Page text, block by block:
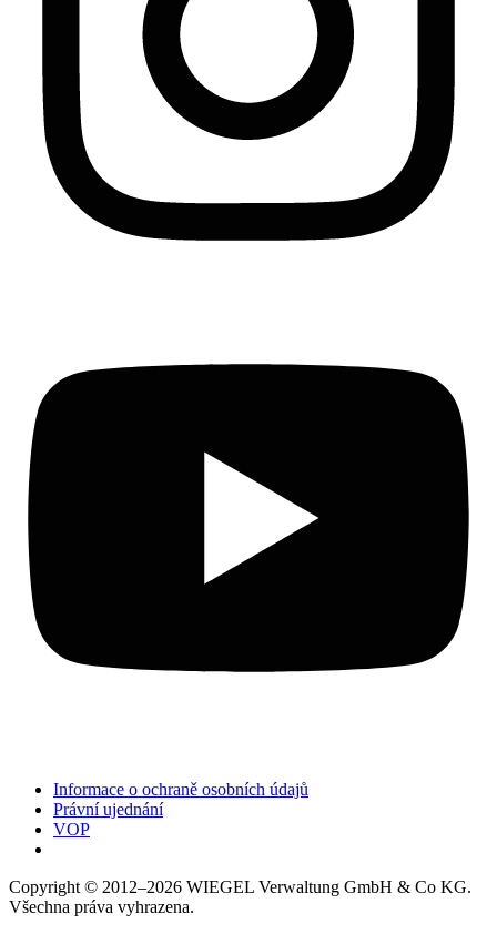
Informace o ochraně osobních údajů
Právní ujednání
VOP
Copyright © 2012–2026 WIEGEL Verwaltung GmbH & Co KG.
Všechna práva vyhrazena.